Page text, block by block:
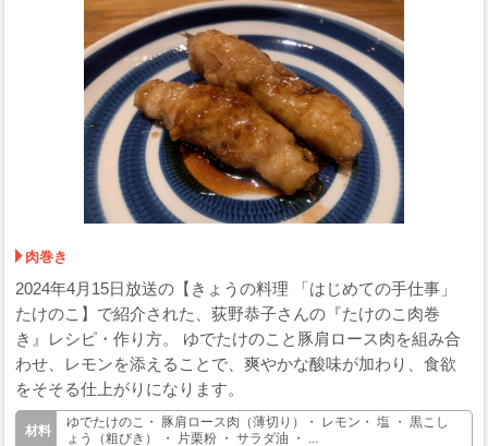
肉巻き
2024年4月15日放送の【きょうの料理 「はじめての手仕事」
たけのこ】で紹介された、荻野恭子さんの『たけのこ肉巻
き』レシピ・作り方。 ゆでたけのこと豚肩ロース肉を組み合
わせ、レモンを添えることで、爽やかな酸味が加わり、食欲
をそそる仕上がりになります。
ゆでたけのこ・ 豚肩ロース肉（薄切り）・ レモン・ 塩 ・ 黒こし
ょう（粗びき） ・ 片栗粉 ・ サラダ油 ・ ...